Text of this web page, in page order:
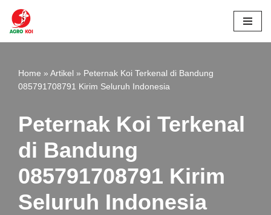
Lompat
Home » Artikel » Peternak Koi Terkenal di Bandung
085791708791 Kirim Seluruh Indonesia
Peternak Koi Terkenal
di Bandung
085791708791 Kirim
Seluruh Indonesia